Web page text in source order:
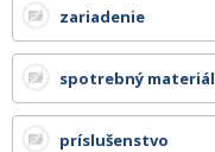
zariadenie
spotrebný materiál
príslušenstvo